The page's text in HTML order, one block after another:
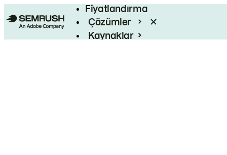
Fiyatlandırma
Çözümler
Kaynaklar